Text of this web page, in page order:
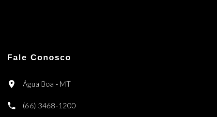
Fale Conosco
Água Boa - MT
(66) 3468-1200